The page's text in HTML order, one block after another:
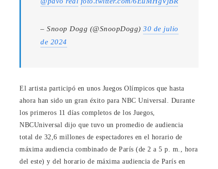
– Snoop Dogg (@SnoopDogg) 30 de julio
de 2024
El artista participó en unos Juegos Olímpicos que hasta
ahora han sido un gran éxito para NBC Universal. Durante
los primeros 11 días completos de los Juegos,
NBCUniversal dijo que tuvo un promedio de audiencia
total de 32,6 millones de espectadores en el horario de
máxima audiencia combinado de París (de 2 a 5 p. m., hora
del este) y del horario de máxima audiencia de París en